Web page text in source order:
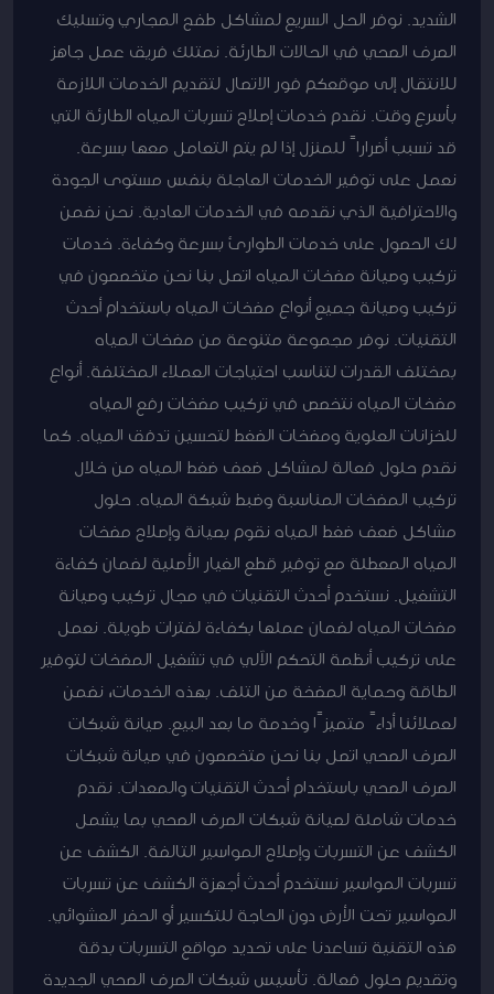
الشديد. نوفر الحل السريع لمشاكل طفح المجاري وتسليك
الصرف الصحي في الحالات الطارئة. نمتلك فريق عمل جاهز
للانتقال إلى موقعكم فور الاتصال لتقديم الخدمات اللازمة
بأسرع وقت. نقدم خدمات إصلاح تسربات المياه الطارئة التي
قد تسبب أضراراً للمنزل إذا لم يتم التعامل معها بسرعة.
نعمل على توفير الخدمات العاجلة بنفس مستوى الجودة
والاحترافية الذي نقدمه في الخدمات العادية. نحن نضمن
لك الحصول على خدمات الطوارئ بسرعة وكفاءة. خدمات
تركيب وصيانة مضخات المياه اتصل بنا نحن متخصصون في
تركيب وصيانة جميع أنواع مضخات المياه باستخدام أحدث
التقنيات. نوفر مجموعة متنوعة من مضخات المياه
بمختلف القدرات لتناسب احتياجات العملاء المختلفة. أنواع
مضخات المياه نتخصص في تركيب مضخات رفع المياه
للخزانات العلوية ومضخات الضغط لتحسين تدفق المياه. كما
نقدم حلول فعالة لمشاكل ضعف ضغط المياه من خلال
تركيب المضخات المناسبة وضبط شبكة المياه. حلول
مشاكل ضعف ضغط المياه نقوم بصيانة وإصلاح مضخات
المياه المعطلة مع توفير قطع الغيار الأصلية لضمان كفاءة
التشغيل. نستخدم أحدث التقنيات في مجال تركيب وصيانة
مضخات المياه لضمان عملها بكفاءة لفترات طويلة. نعمل
على تركيب أنظمة التحكم الآلي في تشغيل المضخات لتوفير
الطاقة وحماية المضخة من التلف. بهذه الخدمات، نضمن
لعملائنا أداءً متميزًا وخدمة ما بعد البيع. صيانة شبكات
الصرف الصحي اتصل بنا نحن متخصصون في صيانة شبكات
الصرف الصحي باستخدام أحدث التقنيات والمعدات. نقدم
خدمات شاملة لصيانة شبكات الصرف الصحي بما يشمل
الكشف عن التسربات وإصلاح المواسير التالفة. الكشف عن
تسربات المواسير نستخدم أحدث أجهزة الكشف عن تسربات
المواسير تحت الأرض دون الحاجة للتكسير أو الحفر العشوائي.
هذه التقنية تساعدنا على تحديد مواقع التسربات بدقة
وتقديم حلول فعالة. تأسيس شبكات الصرف الصحي الجديدة